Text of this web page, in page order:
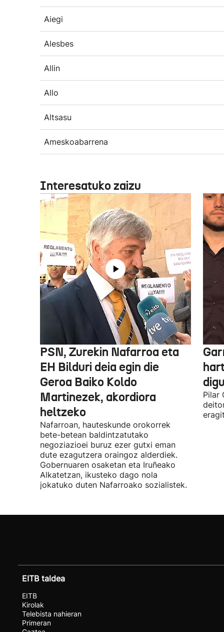
Aiegi
Alesbes
Allin
Allo
Altsasu
Ameskoabarrena
Interesatuko zaizu
PSN, Zurekin Nafarroa eta
EH Bilduri deia egin die
Geroa Baiko Koldo
Martinezek, akordiora
heltzeko
Nafarroan, hauteskunde orokorrek
bete-betean baldintzatutako
negoziazioei buruz ezer gutxi eman
dute ezagutzera oraingoz alderdiek.
Gobernuaren osaketan eta Iruñeako
Alkatetzan, ikusteko dago nola
jokatuko duten Nafarroako sozialistek.
Pilar
EITB taldea
EITB
Kirolak
Telebista nahieran
Primeran